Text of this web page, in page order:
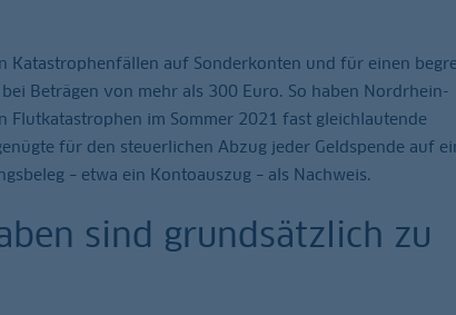
Katastrophenfällen auf Sonderkonten und für einen
Beträgen von mehr als 300 Euro. So haben Nordrhein-
Flutkatastrophen im Sommer 2021 fast gleichlautende
für den steuerlichen Abzug jeder Geldspende auf
– etwa ein Kontoauszug – als Nachweis.
sind grundsätzlich zu